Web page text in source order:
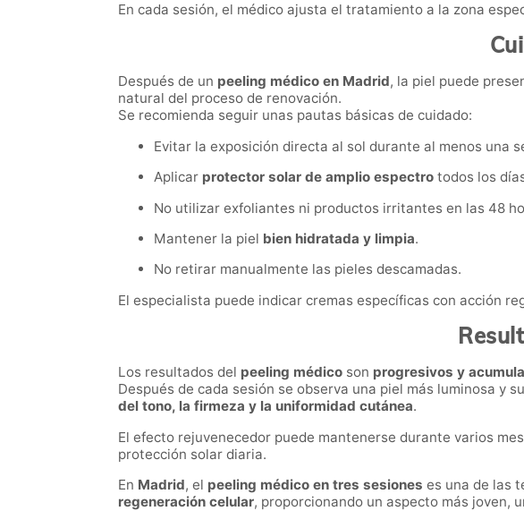
En cada sesión, el médico ajusta el tratamiento a la zona
Después de un peeling médico en Madrid, la piel puede
natural del proceso de renovación.
Se recomienda seguir unas pautas básicas de cuidado:
Evitar la exposición directa al sol durante al menos una
Aplicar protector solar de amplio espectro todos los
No utilizar exfoliantes ni productos irritantes en las 48
Mantener la piel bien hidratada y limpia.
No retirar manualmente las pieles descamadas.
El especialista puede indicar cremas específicas con acción
Los resultados del peeling médico son progresivos y
Después de cada sesión se observa una piel más luminosa y
del tono, la firmeza y la uniformidad cutánea.
El efecto rejuvenecedor puede mantenerse durante varios
protección solar diaria.
En Madrid, el peeling médico en tres sesiones es una de las
regeneración celular, proporcionando un aspecto más joven,